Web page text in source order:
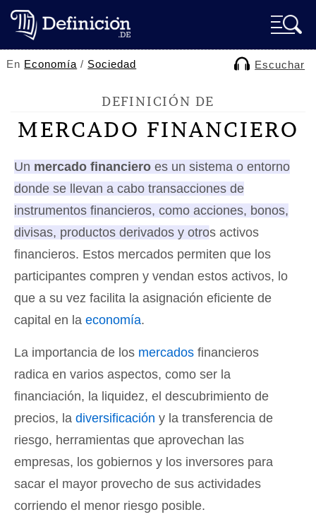
En Economía / Sociedad Escuchar
DEFINICIÓN DE
MERCADO FINANCIERO
Un mercado financiero es un sistema o entorno
donde se llevan a cabo transacciones de
instrumentos financieros, como acciones, bonos,
divisas, productos derivados y otros activos
financieros. Estos mercados permiten que los
participantes compren y vendan estos activos, lo
que a su vez facilita la asignación eficiente de
capital en la economía.
La importancia de los mercados financieros
radica en varios aspectos, como ser la
financiación, la liquidez, el descubrimiento de
precios, la diversificación y la transferencia de
riesgo, herramientas que aprovechan las
empresas, los gobiernos y los inversores para
sacar el mayor provecho de sus actividades
corriendo el menor riesgo posible.